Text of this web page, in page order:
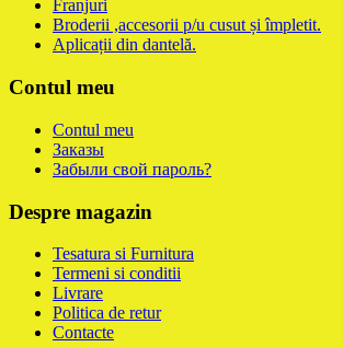
Franjuri
Broderii ,accesorii p/u cusut și împletit.
Aplicații din dantelă.
Contul meu
Contul meu
Заказы
Забыли свой пароль?
Despre magazin
Tesatura si Furnitura
Termeni si conditii
Livrare
Politica de retur
Contacte